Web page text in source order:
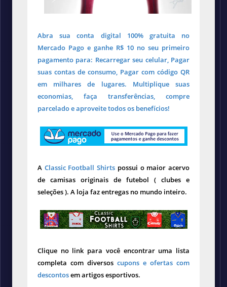
Abra sua conta digital 100% gratuita no
Mercado Pago e ganhe R$ 10 no seu primeiro
pagamento para: Recarregar seu celular, Pagar
suas contas de consumo, Pagar com código QR
em milhares de lugares. Multiplique suas
economias, faça transferências, compre
parcelado e aproveite todos os benefícios!
A Classic Football Shirts possui o maior acervo
de camisas originais de futebol ( clubes e
seleções ). A loja faz entregas no mundo inteiro.
Clique no link para você encontrar uma lista
completa com diversos cupons e ofertas com
descontosem artigos esportivos.